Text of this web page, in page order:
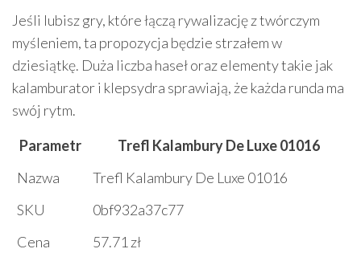
Jeśli lubisz gry, które łączą rywalizację z twórczym
myśleniem, ta propozycja będzie strzałem w
dziesiątkę. Duża liczba haseł oraz elementy takie jak
kalamburator i klepsydra sprawiają, że każda runda ma
swój rytm.
Parametr
Trefl Kalambury De Luxe 01016
Nazwa
Trefl Kalambury De Luxe 01016
SKU
0bf932a37c77
Cena
57.71 zł